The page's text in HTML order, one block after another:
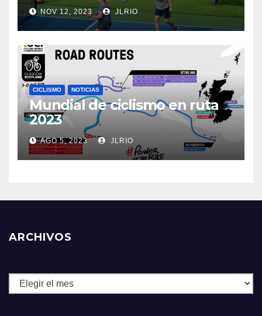
NOV 12, 2023 JLRIO
CICLISMO NOTICIAS
Mundial de ciclismo en ruta
2023
AGO 5, 2023 JLRIO
ARCHIVOS
Archivos